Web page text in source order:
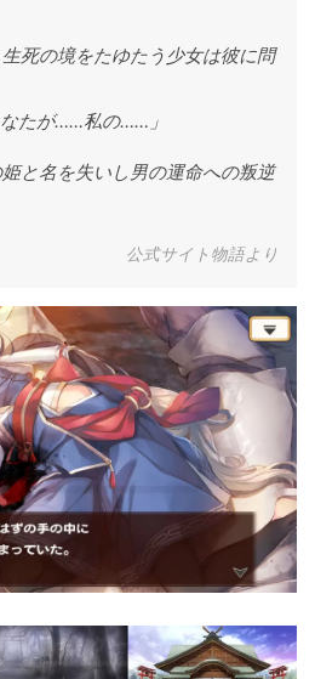
死の境をたゆたう少女は彼に問
たが……私の……」
と名を失いし男の運命への叛逆
公式サイト物語より